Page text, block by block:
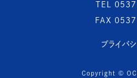
TEL
FAX
プライバ
Copyright ©